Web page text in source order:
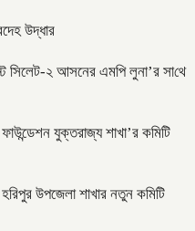
উদ্ধার
সিলেট-২ আসনের এমপি লুনা’র সা‌থে
যুক্তরাজ্য শাখা’র কমিটি
হরিপুর উপজেলা শাখার নতুন কমিটি